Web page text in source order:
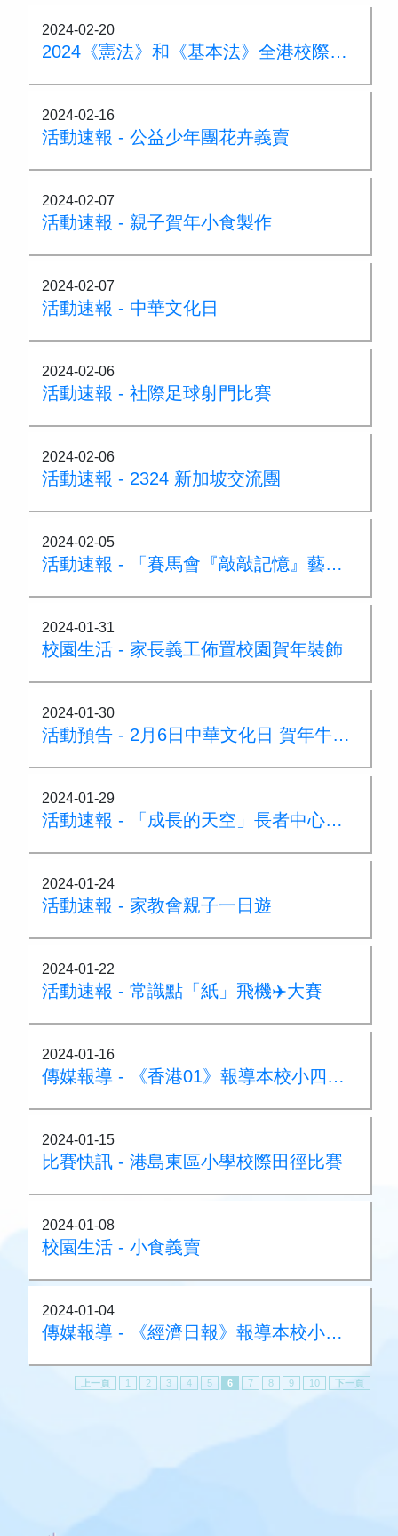
2024-02-20
2024《憲法》和《基本法》全港校際問答比賽
2024-02-16
活動速報 - 公益少年團花卉義賣
2024-02-07
活動速報 - 親子賀年小食製作
2024-02-07
活動速報 - 中華文化日
2024-02-06
活動速報 - 社際足球射門比賽
2024-02-06
活動速報 - 2324 新加坡交流團
2024-02-05
活動速報 - 「賽馬會『敲敲記憶』藝術科技及文化教育計劃」
2024-01-31
校園生活 - 家長義工佈置校園賀年裝飾
2024-01-30
活動預告 - 2月6日中華文化日 賀年牛軋糖工作坊
2024-01-29
活動速報 - 「成長的天空」長者中心新春探訪
2024-01-24
活動速報 - 家教會親子一日遊
2024-01-22
活動速報 - 常識點「紙」飛機✈️大賽
2024-01-16
傳媒報導 - 《香港01》報導本校小四自理營活動
2024-01-15
比賽快訊 - 港島東區小學校際田徑比賽
2024-01-08
校園生活 - 小食義賣
2024-01-04
傳媒報導 - 《經濟日報》報導本校小四自理營活動
上一頁 1 2 3 4 5 6 7 8 9 10 下一頁